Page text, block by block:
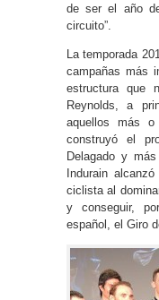
de ser el año
circuito”.
La temporada
campañas más
estructura que
Reynolds, a
aquellos más
construyó el
Delagado y
Indurain
ciclista al
y conseguir,
español, el Giro